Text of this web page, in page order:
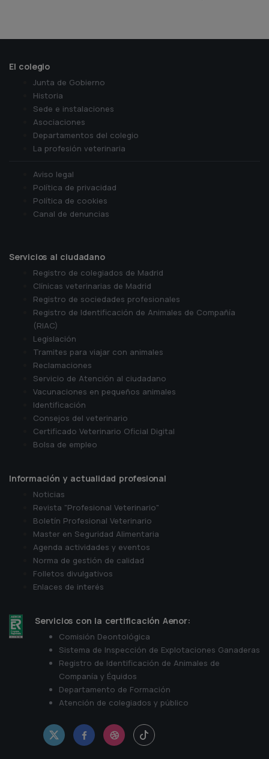
El colegio
Junta de Gobierno
Historia
Sede e instalaciones
Asociaciones
Departamentos del colegio
La profesión veterinaria
Aviso legal
Política de privacidad
Política de cookies
Canal de denuncias
Servicios al ciudadano
Registro de colegiados de Madrid
Clínicas veterinarias de Madrid
Registro de sociedades profesionales
Registro de Identificación de Animales de Compañía
(RIAC)
Legislación
Tramites para viajar con animales
Reclamaciones
Servicio de Atención al ciudadano
Vacunaciones en pequeños animales
Identificación
Consejos del veterinario
Certificado Veterinario Oficial Digital
Bolsa de empleo
Información y actualidad profesional
Noticias
Revista "Profesional Veterinario"
Boletín Profesional Veterinario
Master en Seguridad Alimentaria
Agenda actividades y eventos
Norma de gestión de calidad
Folletos divulgativos
Enlaces de interés
Servicios con la certificación Aenor:
Comisión Deontológica
Sistema de Inspección de Explotaciones Ganaderas
Registro de Identificación de Animales de
Companía y Équidos
Departamento de Formación
Atención de colegiados y público